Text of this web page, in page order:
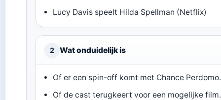
Lucy Davis speelt Hilda Spellman (Netflix)
2 Wat onduidelijk is
Of er een spin-off komt met Chance Perdomo.
Of de cast terugkeert voor een mogelijke film.